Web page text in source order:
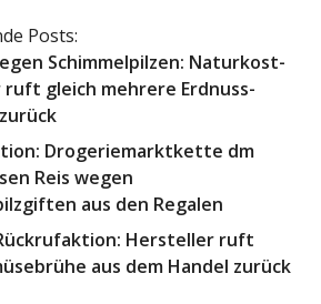
Posts:
Schimmelpilzen: Naturkost-
gleich mehrere Erdnuss-
Drogeriemarktkette dm
Reis wegen
aus den Regalen
Hersteller ruft
aus dem Handel zurück